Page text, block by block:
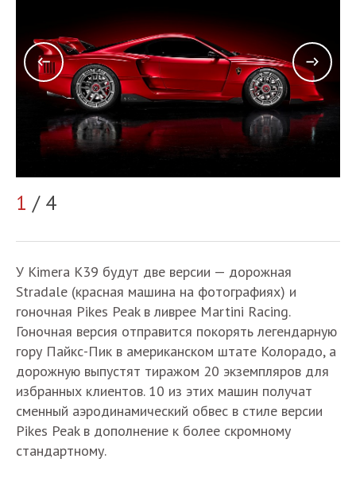
1 / 4
У Kimera K39 будут две версии — дорожная
Stradale (красная машина на фотографиях) и
гоночная Pikes Peak в ливрее Martini Racing.
Гоночная версия отправится покорять легендарную
гору Пайкс-Пик в американском штате Колорадо, а
дорожную выпустят тиражом 20 экземпляров для
избранных клиентов. 10 из этих машин получат
сменный аэродинамический обвес в стиле версии
Pikes Peak в дополнение к более скромному
стандартному.